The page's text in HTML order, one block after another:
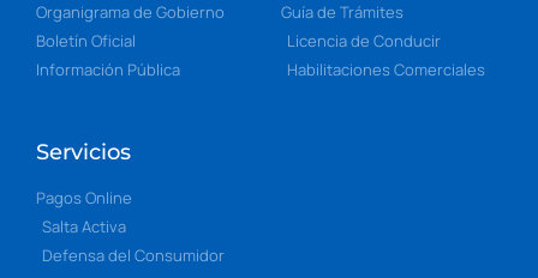
Organigrama de Gobierno
Boletín Oficial
Información Pública
Guía de Trámites
Licencia de Conducir
Habilitaciones Comerciales
Servicios
Pagos Online
Salta Activa
Defensa del Consumidor